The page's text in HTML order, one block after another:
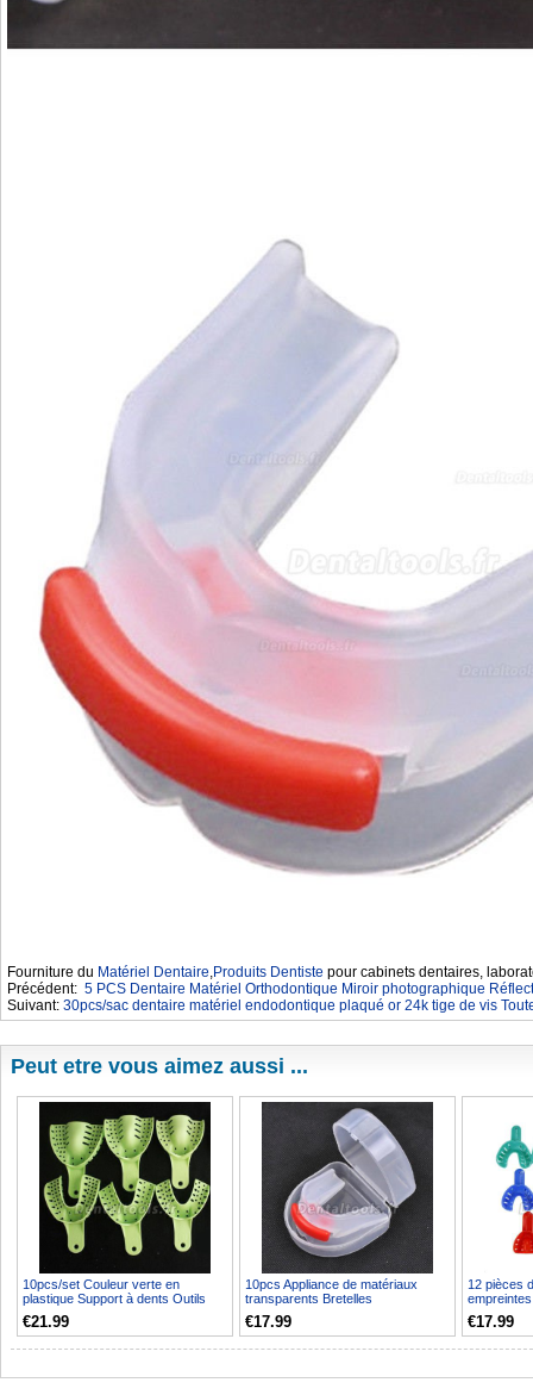
Fourniture du Matériel Dentaire,Produits Dentiste pour cabinets dentaires,
Précédent: 5 PCS Dentaire Matériel Orthodontique Miroir photographique
Suivant: 30pcs/sac dentaire matériel endodontique plaqué or 24k tige de vis
Peut etre vous aimez aussi ...
10pcs/set Couleur verte en
plastique Support à dents Outils
orthodontiques Appar...
€21.99
10pcs Appliance de matériaux
transparents Bretelles
orthodontiques double face
€17.99
12 pièces
plastique
€17.99